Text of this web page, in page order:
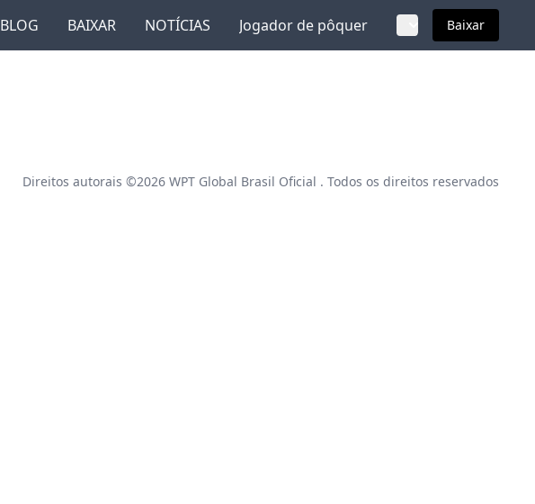
BLOG BAIXAR NOTÍCIAS Jogador de pôquer Baixar
Direitos autorais ©2026 WPT Global Brasil Oficial . Todos os direitos reservados